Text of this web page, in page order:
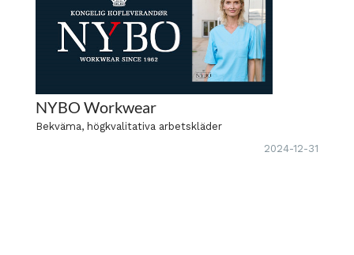
NYBO Workwear
Bekväma, högkvalitativa arbetskläder
2024-12-31